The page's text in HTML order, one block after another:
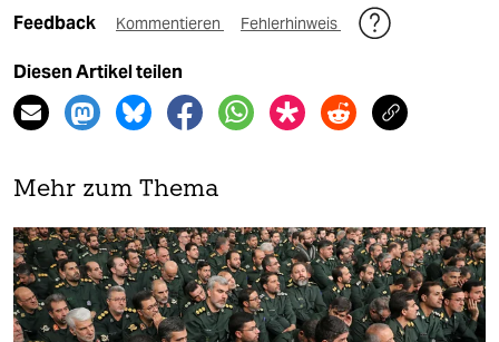
Feedback Kommentieren Fehlerhinweis
Diesen Artikel teilen
Mehr zum Thema